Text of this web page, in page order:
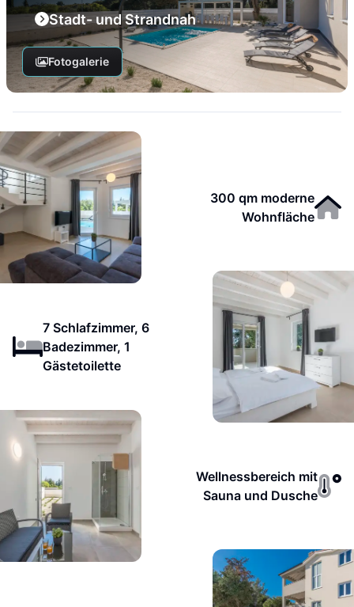
Stadt- und Strandnah
Fotogalerie
300 qm moderne
Wohnfläche
7 Schlafzimmer, 6
Badezimmer, 1
Gästetoilette
Wellnessbereich mit
Sauna und Dusche